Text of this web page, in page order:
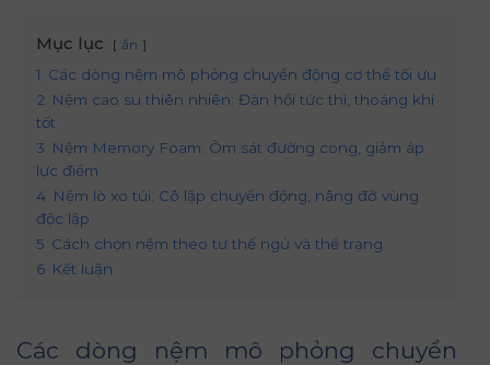
Mục lục ẩn
1 Các dòng nệm mô phỏng chuyển động cơ thể tối ưu
2 Nệm cao su thiên nhiên: Đàn hồi tức thì, thoáng khí
tốt
3 Nệm Memory Foam: Ôm sát đường cong, giảm áp
lực điểm
4 Nệm lò xo túi: Cô lập chuyển động, nâng đỡ vùng
độc lập
5 Cách chọn nệm theo tư thế ngủ và thể trạng
6 Kết luận
Các dòng nệm mô phỏng chuyển